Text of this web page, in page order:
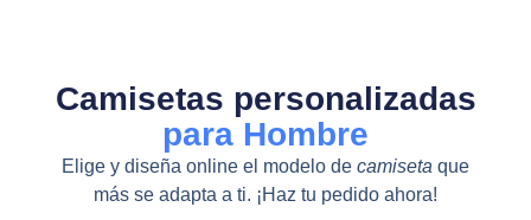
Camisetas personalizadas
para Hombre
Elige y diseña online el modelo de camiseta que
más se adapta a ti. ¡Haz tu pedido ahora!